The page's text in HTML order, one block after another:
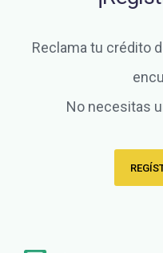
Reclama tu crédito
No necesitas